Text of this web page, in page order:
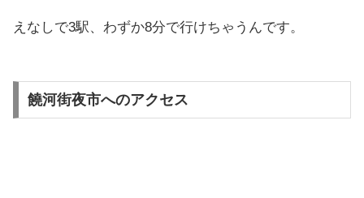
えなしで3駅、わずか8分で行けちゃうんです。
饒河街夜市へのアクセス